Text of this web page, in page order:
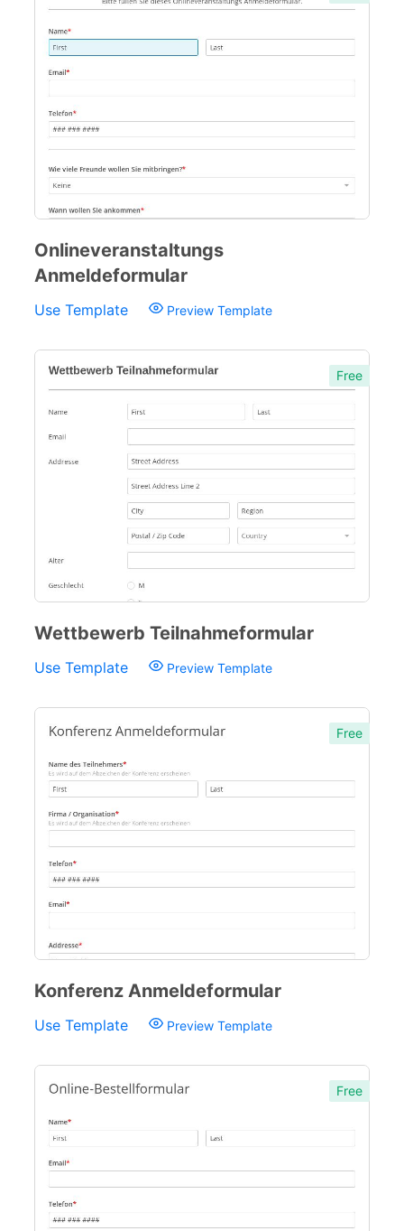
Onlineveranstaltungs
Anmeldeformular
Use Template Preview Template
Free
Wettbewerb Teilnahmeformular
Use Template Preview Template
Free
Konferenz Anmeldeformular
Use Template Preview Template
Free